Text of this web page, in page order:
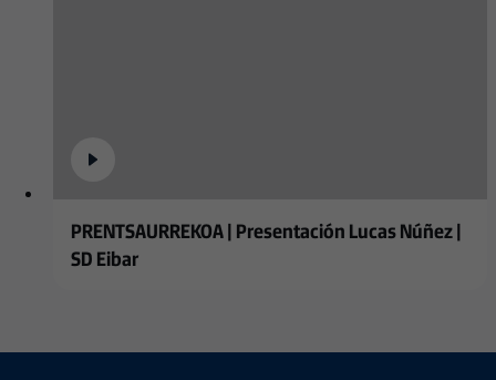
PRENTSAURREKOA | Presentación Lucas Núñez |
SD Eibar